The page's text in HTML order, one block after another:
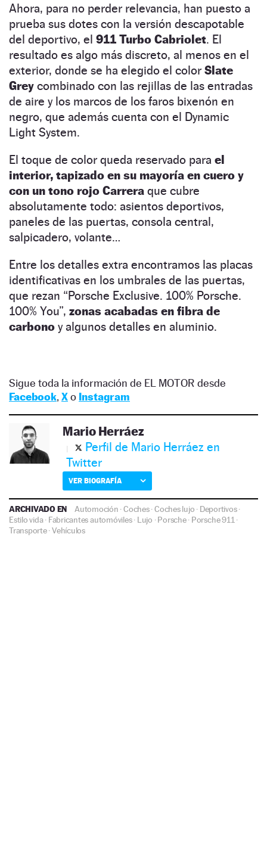
Ahora, para no perder relevancia, han puesto a
prueba sus dotes con la versión descapotable
del deportivo, el 911 Turbo Cabriolet. El
resultado es algo más discreto, al menos en el
exterior, donde se ha elegido el color Slate
Grey combinado con las rejillas de las entradas
de aire y los marcos de los faros bixenón en
negro, que además cuenta con el Dynamic
Light System.
El toque de color queda reservado para el
interior, tapizado en su mayoría en cuero y
con un tono rojo Carrera que cubre
absolutamente todo: asientos deportivos,
paneles de las puertas, consola central,
salpicadero, volante…
Entre los detalles extra encontramos las placas
identificativas en los umbrales de las puertas,
que rezan “Porsche Exclusive. 100% Porsche.
100% You”, zonas acabadas en fibra de
carbono y algunos detalles en aluminio.
Sigue toda la información de EL MOTOR desde
Facebook, Xo Instagram
Mario Herráez
Perfil de Mario Herráez en
Twitter
VER BIOGRAFÍA
ARCHIVADO EN Automoción ·Coches·Coches lujo · Deportivos·
Estilo vida· Fabricantes automóviles· Lujo ·Porsche· Porsche 911 ·
Transporte·Vehículos